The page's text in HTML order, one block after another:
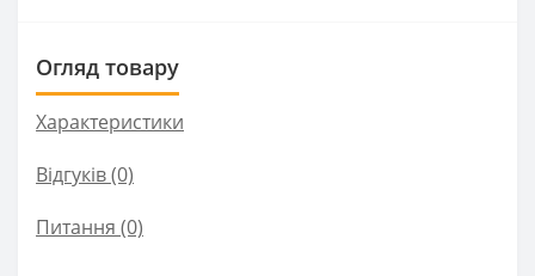
Огляд товару
Характеристики
Відгуків (0)
Питання (0)